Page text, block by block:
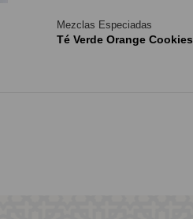
Mezclas Especiadas
Té Verde Orange Cookies